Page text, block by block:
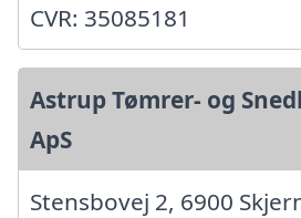
CVR: 35085181
Astrup Tømrer- og
ApS
Stensbovej 2, 6900